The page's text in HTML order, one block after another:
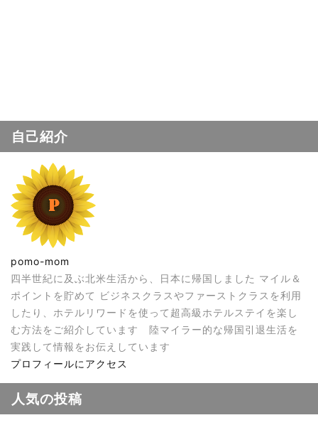
自己紹介
pomo-mom
四半世紀に及ぶ北米生活から、日本に帰国しました マイル＆
ポイントを貯めて ビジネスクラスやファーストクラスを利用
したり、ホテルリワードを使って超高級ホテルステイを楽し
む方法をご紹介しています 陸マイラー的な帰国引退生活を
実践して情報をお伝えしています
プロフィールにアクセス
人気の投稿